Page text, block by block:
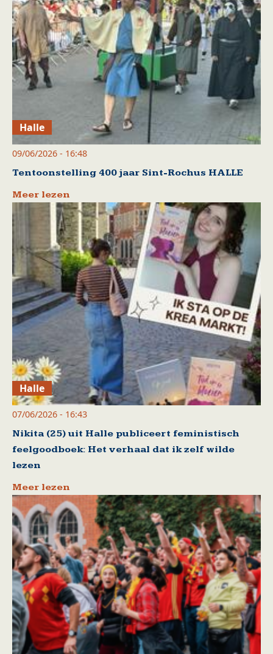
Halle
09/06/2026 - 16:48
Tentoonstelling 400 jaar Sint-Rochus HALLE
Meer lezen
Halle
07/06/2026 - 16:43
Nikita (25) uit Halle publiceert feministisch
feelgoodboek: Het verhaal dat ik zelf wilde
lezen
Meer lezen